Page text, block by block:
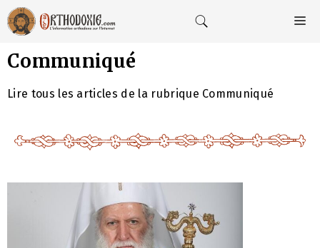
Aller
au
contenu
Communiqué
Lire tous les articles de la rubrique Communiqué